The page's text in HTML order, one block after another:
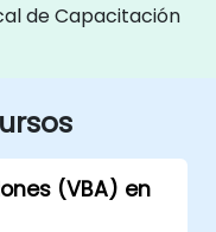
de Capacitación
(VBA) en